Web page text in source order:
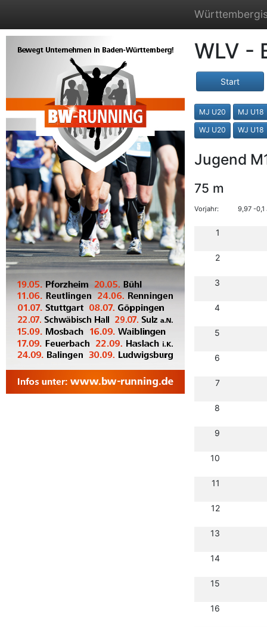
WLV -
Start
MJ U20 MJ U18
WJ U20 WJ U18
Jugend
75 m
Vorjahr: 9,97 -
1
2
3
4
5
6
7
8
9
10
11
12
13
14
15
16